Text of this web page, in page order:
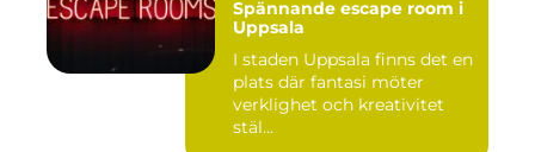
Spännande escape room i
Uppsala
I staden Uppsala finns det en
plats där fantasi möter
verklighet och kreativitet
stäl...